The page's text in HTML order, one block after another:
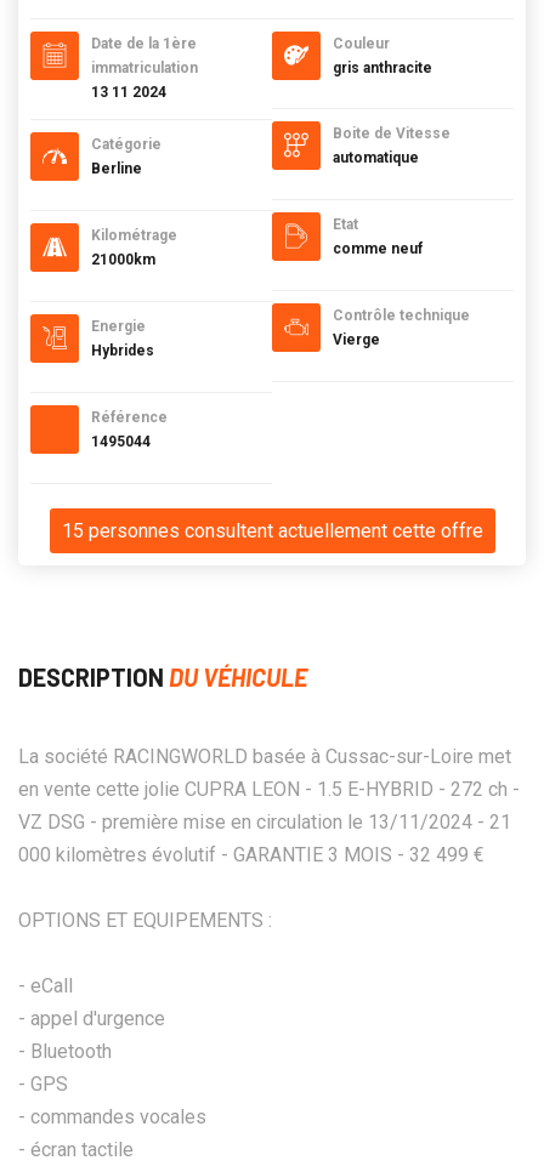
Date de la 1ère
immatriculation
13 11 2024
Catégorie
Berline
Kilométrage
21000km
Energie
Hybrides
Référence
1495044
Couleur
gris anthracite
Boite de Vitesse
automatique
Etat
comme neuf
Contrôle technique
Vierge
15 personnes consultent actuellement cette offre
DESCRIPTION DU VÉHICULE
La société RACINGWORLD basée à Cussac-sur-Loire met
en vente cette jolie CUPRA LEON - 1.5 E-HYBRID - 272 ch -
VZ DSG - première mise en circulation le 13/11/2024 - 21
000 kilomètres évolutif - GARANTIE 3 MOIS - 32 499 €
OPTIONS ET EQUIPEMENTS :
- eCall
- appel d'urgence
- Bluetooth
- GPS
- commandes vocales
- écran tactile